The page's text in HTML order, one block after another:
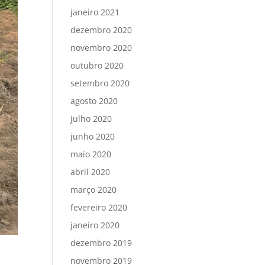
janeiro 2021
dezembro 2020
novembro 2020
outubro 2020
setembro 2020
agosto 2020
julho 2020
junho 2020
maio 2020
abril 2020
março 2020
fevereiro 2020
janeiro 2020
dezembro 2019
novembro 2019